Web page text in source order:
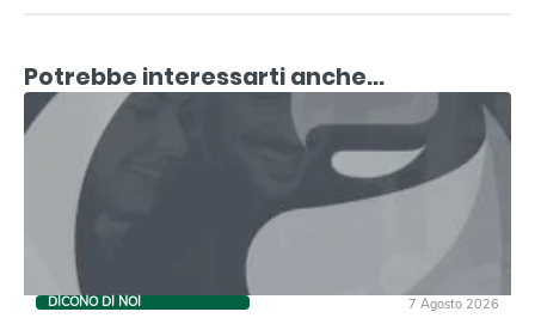
Potrebbe interessarti anche...
DICONO DI NOI 7 Agosto 2026